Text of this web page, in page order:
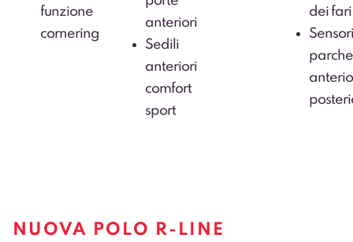
funzione
cornering
anteriori
Sedili
anteriori
comfort
sport
dei fari
NUOVA POLO R-LINE